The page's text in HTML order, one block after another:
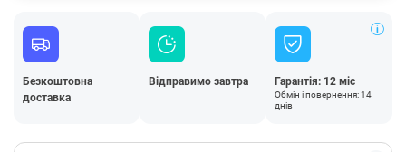
Безкоштовна
доставка
Відправимо завтра Гарантія: 12 міс
Обмін і повернення: 14
днів